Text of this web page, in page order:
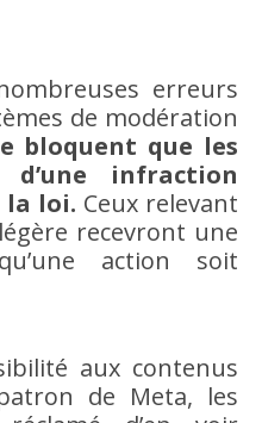
erreurs
de modération
bloquent que les
d’une infraction
la loi. Ceux relevant
recevront une
action soit
aux contenus
de Meta, les